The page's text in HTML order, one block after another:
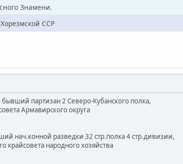
Знамени.
ССР
партизан 2 Северо-Кубанского полка,
Армавирского округа
нач.конной разведки 32 стр.полка 4 стр.дивизии,
народного хозяйства